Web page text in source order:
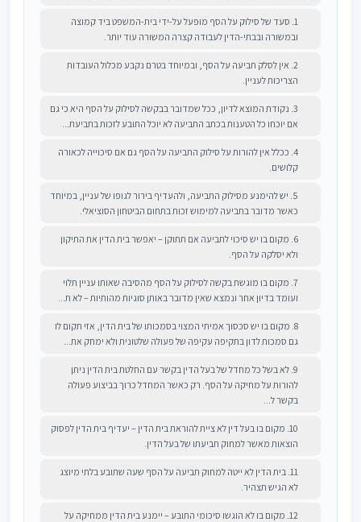
1. סעד של סילוק על הסף מופעל על-ידי בית-המשפט ביד קמוצה
ובמשורה ובבתי-הדין לעבודה קצרה המשורה עוד יותר.
2. אין לסלק תביעה על הסף, ובמיוחד בטרם נקבע מכלול העובדות
הצריכות לעניין.
3. נקודת המוצא לדיון, ככל שמדובר בבקשה לסילוק על הסף היא כי גם
אם יוכחו כל הטענות בכתב התביעה לא יוכל התובע לזכות בתביעת...
4. ככלל אין להורות על סילוק התביעה על הסף גם אם סיכוייה לכאורה
קלושים.
5. יש להימנע מסילוק התביעה, ולהעדיף בירור לגופו של עניין, במיוחד
כאשר מדובר בתביעה למימוש זכות בתחום הביטחון הסוציאלי.
6. מקום בו יש סיכוי לתביעה אם תתוקן – יאפשר בית הדין את התיקון
ולא יסלקה על הסף.
7. מקום בו מוגשת בקשה לסילוק על הסף מהסיבה שאותו עניין תלוי
ועומד בדיון אחר ונמצא שאין מדובר באותן סוגיות מהותיות – לא ת...
8. מקום בו יש סכסוך אמיתי המצוי בסמכותו של בית הדין, אזי תקום לו
גם סמכות לדון בתקיפה עקיפה של פעולה שלטונית ולא ימחק את...
9. לא בשל כל מחדל של בעל הדין בקשר עם החלטת בית הדין ניתן
להורות על מחיקה על הסף. רק כאשר המחדל כרוך בביצוע פעולה
בקשר ל...
10. מקום בו בעל דין לא ציית להוראת בית הדין – יעדיף בית הדין לפסוק
הוצאות מאשר למחוק תביעתו של בעל הדין.
11. בית הדין לא ייטה למחוק תביעה על הסף שעה שתובע בלתי מיוצג
לא הגיש תצהיר.
12. מקום בו לא הוגשו סיכומי התובע – יימנע בית הדין ממחיקה על